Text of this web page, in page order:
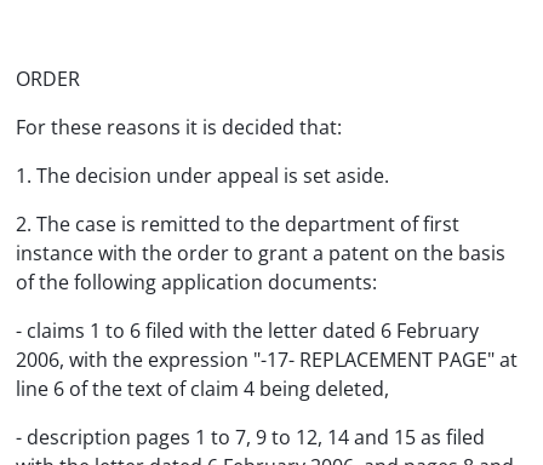
ORDER
For these reasons it is decided that:
1. The decision under appeal is set aside.
2. The case is remitted to the department of first
instance with the order to grant a patent on the basis
of the following application documents:
- claims 1 to 6 filed with the letter dated 6 February
2006, with the expression "-17- REPLACEMENT PAGE" at
line 6 of the text of claim 4 being deleted,
- description pages 1 to 7, 9 to 12, 14 and 15 as filed